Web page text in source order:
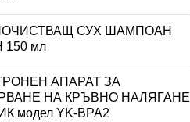
СУХ ШАМПОАН
150 мл
АПАРАТ ЗА
НА КРЪВНО НАЛЯГАНЕ
модел YK-BPA2